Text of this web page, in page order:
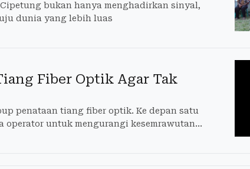
Cipetung bukan hanya menghadirkan sinyal,
dunia yang lebih luas
Fiber Optik Agar Tak
penataan tiang fiber optik. Ke depan satu
operator untuk mengurangi kesemrawutan